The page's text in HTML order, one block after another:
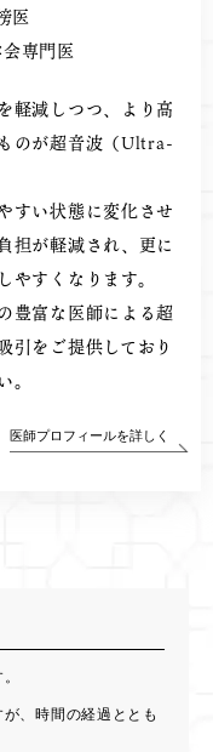
医
専門医
軽減しつつ、より高
のが超音波（Ultra-
すい状態に変化させ
担が軽減され、更に
すくなります。
豊富な医師による超
引をご提供しており
医師プロフィールを詳しく
、時間の経過ととも